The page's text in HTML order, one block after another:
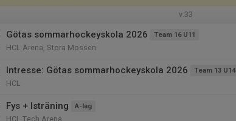
v.33
Götas sommarhockeyskola 2026 Team 16 U11
HCL Arena, Stora Mossen
Intresse: Götas sommarhockeyskola 2026 Team 13 U14
HCL
Fys + Isträning A-lag
HCL Tech Arena